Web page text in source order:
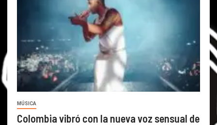
MÚSICA
Colombia vibró con la nueva voz sensual de